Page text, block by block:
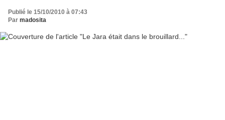
Publié le 15/10/2010 à 07:43
Par madosita